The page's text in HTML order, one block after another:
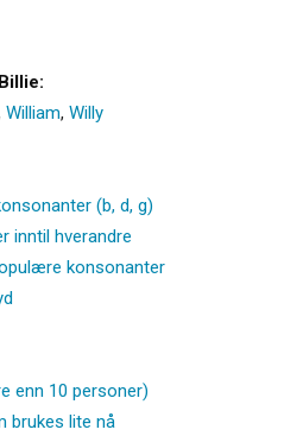
William, Willy
(b, d, g)
inntil hverandre
konsonanter
enn 10 personer)
brukes lite nå